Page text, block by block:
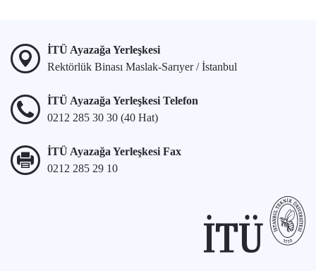
İTÜ Ayazağa Yerleşkesi
Rektörlük Binası Maslak-Sarıyer / İstanbul
İTÜ Ayazağa Yerleşkesi Telefon
0212 285 30 30 (40 Hat)
İTÜ Ayazağa Yerleşkesi Fax
0212 285 29 10